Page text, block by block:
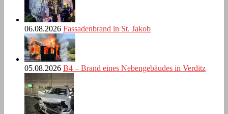
06.08.2026 Fassadenbrand in St. Jakob
05.08.2026 B4 – Brand eines Nebengebäudes in Verditz